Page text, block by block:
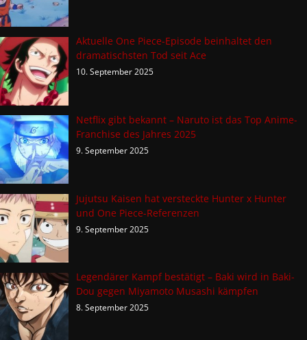
Aktuelle One Piece-Episode beinhaltet den
dramatischsten Tod seit Ace
10. September 2025
Netflix gibt bekannt – Naruto ist das Top Anime-
Franchise des Jahres 2025
9. September 2025
Jujutsu Kaisen hat versteckte Hunter x Hunter
und One Piece-Referenzen
9. September 2025
Legendärer Kampf bestätigt – Baki wird in Baki-
Dou gegen Miyamoto Musashi kämpfen
8. September 2025